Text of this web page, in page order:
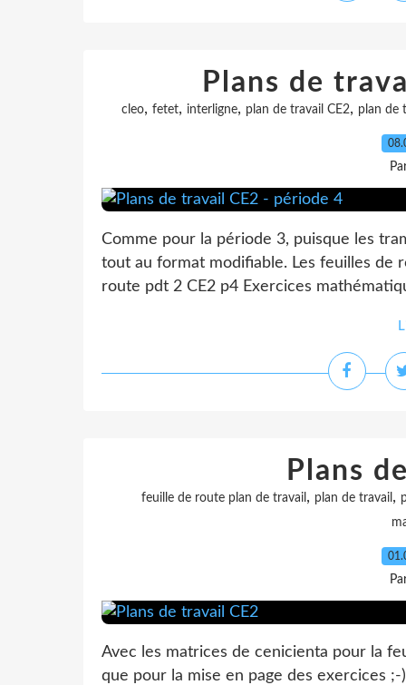
Plans de
cleo, fetet, interligne, plan de travail CE2, plan de
Comme pour la période 3, puisque les
tout au format modifiable. Les feuilles de
route pdt 2 CE2 p4 Exercices
Plans
feuille de route plan de travail, plan de travail,
Avec les matrices de cenicienta pour la
que pour la mise en page des exercices